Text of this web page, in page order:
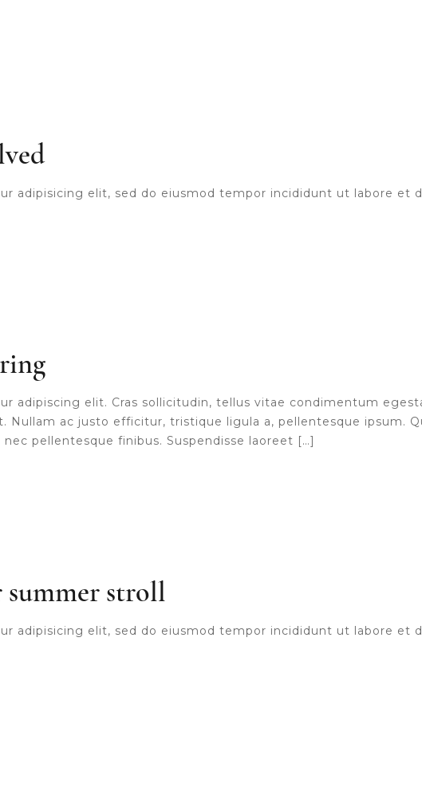
adipisicing elit, sed do eiusmod tempor incididunt ut labore et
adipiscing elit. Cras sollicitudin, tellus vitae condimentum
Nullam ac justo efficitur, tristique ligula a, pellentesque ipsum.
pellentesque finibus. Suspendisse laoreet […]
summer stroll
adipisicing elit, sed do eiusmod tempor incididunt ut labore et